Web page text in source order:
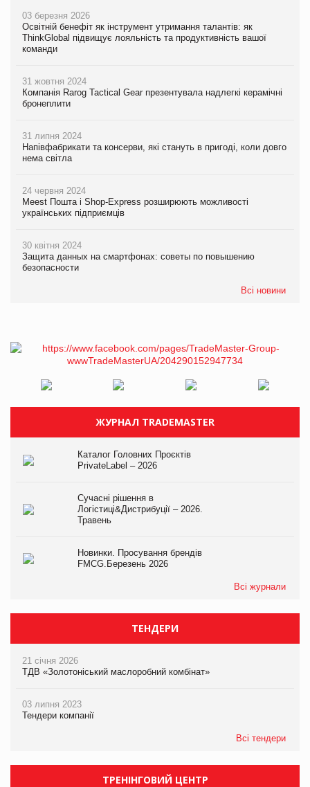
03 березня 2026
Освітній бенефіт як інструмент утримання талантів: як
ThinkGlobal підвищує лояльність та продуктивність вашої
команди
31 жовтня 2024
Компанія Rarog Tactical Gear презентувала надлегкі керамічні
бронеплити
31 липня 2024
Напівфабрикати та консерви, які стануть в пригоді, коли довго
нема світла
24 червня 2024
Meest Пошта і Shop-Express розширюють можливості
українських підприємців
30 квітня 2024
Защита данных на смартфонах: советы по повышению
безопасности
Всі новини
ЖУРНАЛ TRADEMASTER
Каталог Головних Проєктів
PrivateLabel – 2026
Сучасні рішення в
Логістиці&Дистрибуції – 2026.
Травень
Новинки. Просування брендів
FMCG.Березень 2026
Всі журнали
ТЕНДЕРИ
21 січня 2026
ТДВ «Золотоніський маслоробний комбінат»
03 липня 2023
Тендери компанії
Всі тендери
ТРЕНІНГОВИЙ ЦЕНТР